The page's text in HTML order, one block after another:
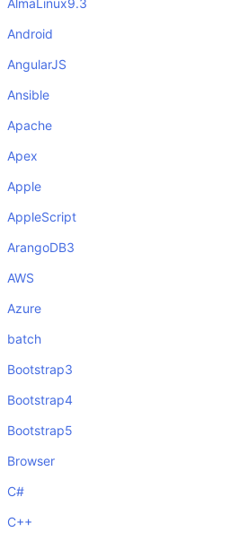
AlmaLinux9.3
Android
AngularJS
Ansible
Apache
Apex
Apple
AppleScript
ArangoDB3
AWS
Azure
batch
Bootstrap3
Bootstrap4
Bootstrap5
Browser
C#
C++